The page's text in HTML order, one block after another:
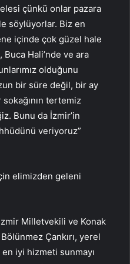
çünkü onlar pazara
söylüyorlar. Biz en
içinde çok güzel hale
Hali’nde ve ara
olduğunu
bir süre değil, bir ay
tertemiz
Bunu da İzmir’in
veriyoruz”
elimizden geleni
Milletvekili ve Konak
Çankırı, yerel
iyi hizmeti sunmayı